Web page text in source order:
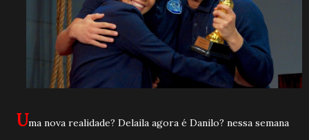
Uma nova realidade? Delaila agora é Danilo? nessa semana